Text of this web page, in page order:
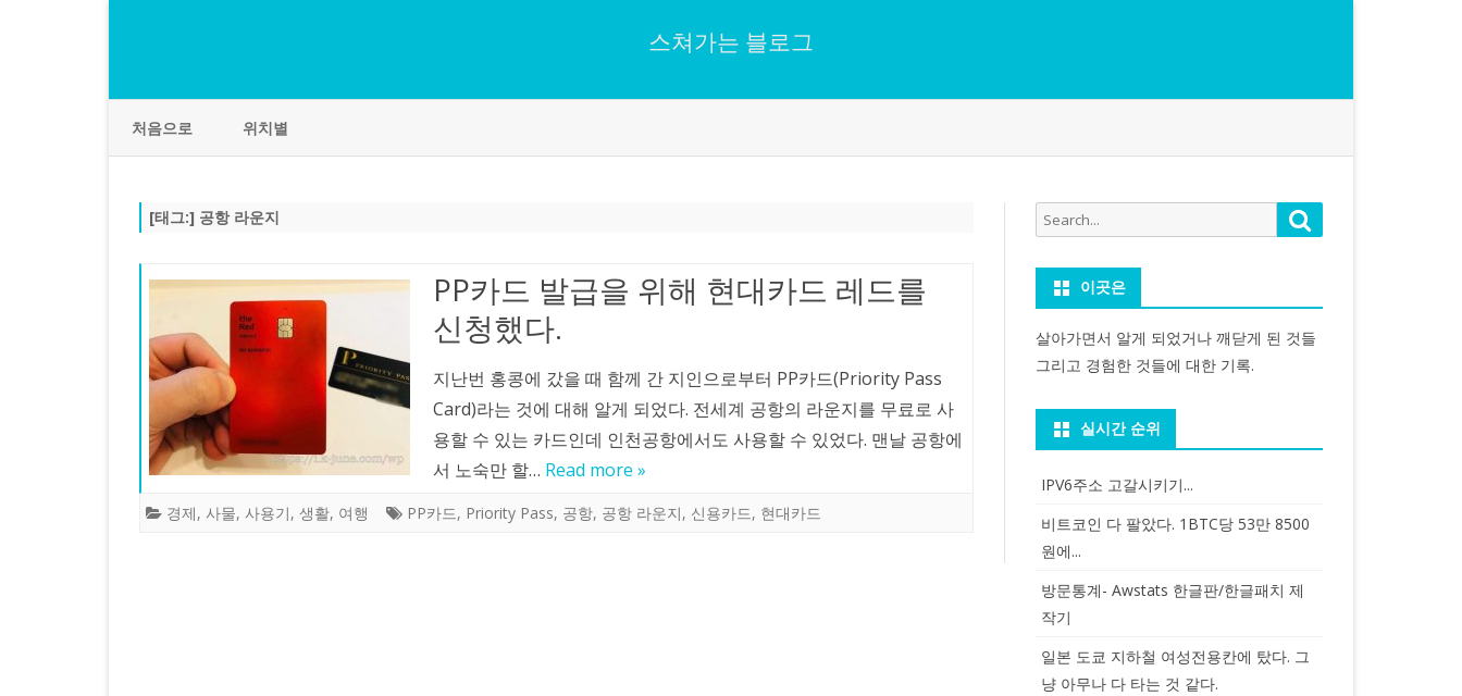
스쳐가는 블로그
처음으로 위치별
[태그:] 공항 라운지
PP카드 발급을 위해 현대카드 레드를
신청했다.
지난번 홍콩에 갔을 때 함께 간 지인으로부터 PP카드(Priority Pass
Card)라는 것에 대해 알게 되었다. 전세계 공항의 라운지를 무료로 사
용할 수 있는 카드인데 인천공항에서도 사용할 수 있었다. 맨날 공항에
서 노숙만 할… Read more »
경제, 사물, 사용기, 생활, 여행 PP카드, Priority Pass, 공항, 공항 라운지, 신용카드, 현대카드
Search
for:
이곳은
살아가면서 알게 되었거나 깨닫게 된 것들
그리고 경험한 것들에 대한 기록.
실시간 순위
IPV6주소 고갈시키기...
비트코인 다 팔았다. 1BTC당 53만 8500
원에...
방문통계- Awstats 한글판/한글패치 제
작기
일본 도쿄 지하철 여성전용칸에 탔다. 그
냥 아무나 다 타는 것 같다.